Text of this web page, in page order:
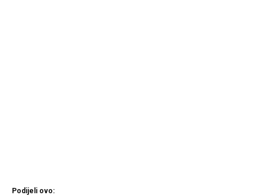
Podijeli ovo: